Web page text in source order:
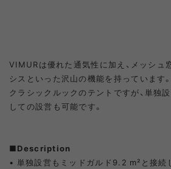
VIMURは優れた通気性に加え、メッシュ
シスといった沢山の機能を持っています。
クラシックルックのテントですが、単独
しての設営も可能です。
■Description
• 単独設営もミッドガルド9.2 m²と接続